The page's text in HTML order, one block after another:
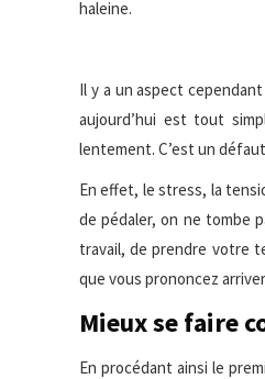
haleine.
Il y a un aspect
aujourd’hui est tout
lentement. C’est un
En effet, le stress, la
de pédaler, on ne tombe
travail, de prendre votre
que vous prononcez
Mieux se faire
En procédant ainsi le